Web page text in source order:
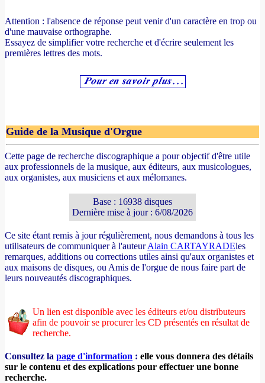
Attention : l'absence de réponse peut venir d'un caractère en trop ou
d'une mauvaise orthographe.
Essayez de simplifier votre recherche et d'écrire seulement les
premières lettres des mots.
Guide de la Musique d'Orgue
Cette page de recherche discographique a pour objectif d'être utile
aux professionnels de la musique, aux éditeurs, aux musicologues,
aux organistes, aux musiciens et aux mélomanes.
Base : 16938 disques
Dernière mise à jour : 6/08/2026
Ce site étant remis à jour régulièrement, nous demandons à tous les
utilisateurs de communiquer à l'auteurAlain CARTAYRADEles
remarques, additions ou corrections utiles ainsi qu'aux organistes et
aux maisons de disques, ou Amis de l'orgue de nous faire part de
leurs nouveautés discographiques.
Un lien est disponible avec les éditeurs et/ou distributeurs
afin de pouvoir se procurer les CD présentés en résultat de
recherche.
Consultez la page d'information : elle vous donnera des détails
sur le contenu et des explications pour effectuer une bonne
recherche.